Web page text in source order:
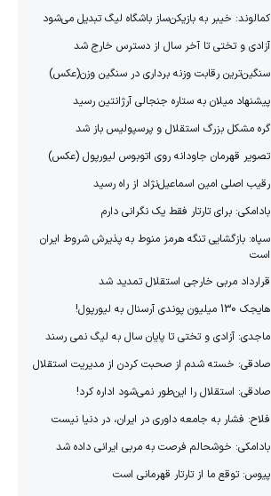
کمالوند: خیبر به بازیکن‌ساز باشگاه لیگ تبدیل می‌شود
آزادی و تختی تا آخر سال از دسترس خارج شد
سنگین‌ترین رقابت وزنه برداری در سنگین وزن(عکس)
پیشنهاد میلان به ستاره جنجالی آرژانتین رسید
گره مشکل بزرگ استقلال و پرسپولیس باز شد
تصویر قهرمان جاودانه روی اتوبوس لیورپول (عکس)
رقیب اصلی امین اسماعیل‌نژاد از راه رسید
بادامکی: برای تارتار فقط یک نگرانی دارم
سپاه: بازگشایی تنگه هرمز منوط به پذیرش شروط ایران
است
قرارداد مربی خارجی استقلال تمدید شد
هایجک 130 میلیون پوندی آرسنال به لیورپول!
ماجدی: آزادی و تختی تا پایان سال به لیگ نمی رسند
صادقی: خسته شدم از صحبت کردن از مدیریت استقلال
صادقی: استقلال را این‌طور نمی‌شود اداره کرد!
فلاح: فشار به جامعه داوری در ایران، در دنیا نیست
بادامکی: خوشحالم فرصت به مربی ایرانی داده شد
پیوس: توقع ما از تارتار قهرمانی است